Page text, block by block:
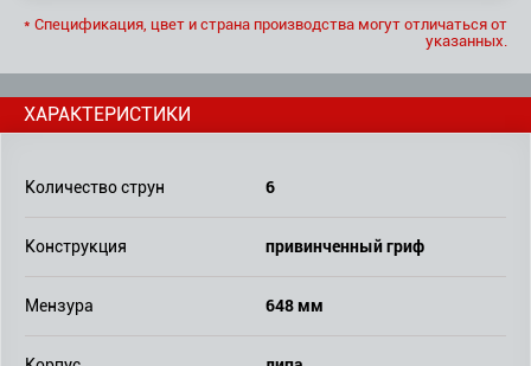
* Спецификация, цвет и страна производства могут отличаться от
указанных.
ХАРАКТЕРИСТИКИ
Количество струн 6
Конструкция привинченный гриф
Мензура 648 мм